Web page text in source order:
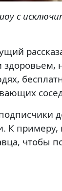
с
К примеру,
чтобы